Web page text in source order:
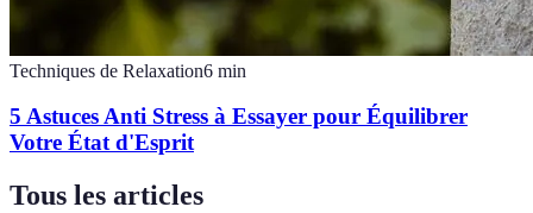
Techniques de Relaxation6 min
5 Astuces Anti Stress à Essayer pour Équilibrer
Votre État d'Esprit
Tous les articles